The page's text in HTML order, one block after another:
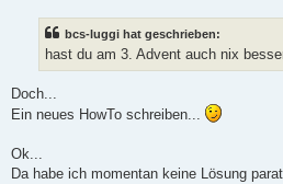
bcs-luggi hat geschrieben:
hast du am 3. Advent auch nix
Doch...
Ein neues HowTo schreiben...
Ok...
Da habe ich momentan keine Lösung